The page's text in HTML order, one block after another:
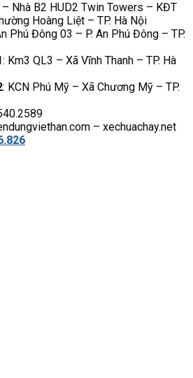
– Nhà B2 HUD2 Twin Towers – KĐT
Hoàng Liệt – TP. Hà Nội
Phú Đông 03 – P. An Phú Đông – TP.
: Km3 QL3 – Xã Vĩnh Thanh – TP. Hà
: KCN Phú Mỹ – Xã Chương Mỹ – TP.
– xechuachay.net